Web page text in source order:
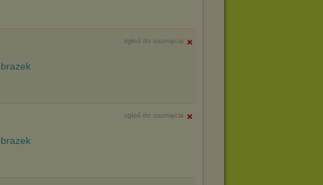
zgłoś do usunięcia
zgłoś do usunięcia